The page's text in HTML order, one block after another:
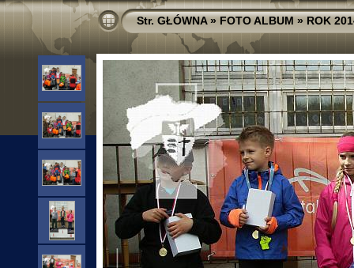
Str. GŁÓWNA»FOTO ALBUM»ROK